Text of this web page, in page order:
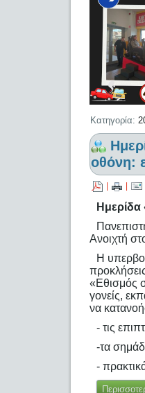
Κατηγορία:
οθόνη:
Ανοιχτή
Η
«Εθισμός
γονείς,
να
- τις
-τα
-